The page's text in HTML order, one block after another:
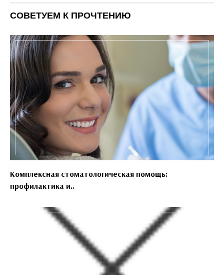
СОВЕТУЕМ К ПРОЧТЕНИЮ
Комплексная стоматологическая помощь:
профилактика и..